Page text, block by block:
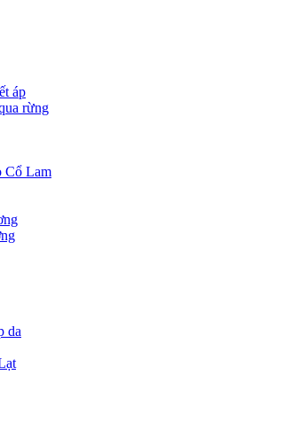
áp
rừng
Cổ Lam
da